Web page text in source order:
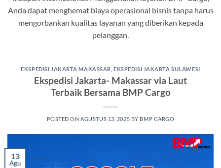
Anda dapat menghemat biaya operasional bisnis tanpa harus
mengorbankan kualitas layanan yang diberikan kepada
pelanggan.
EKSPEDISI JAKARTA MAKASSAR ,EKSPEDISI JAKARTA SULAWESI
Ekspedisi Jakarta- Makassar via Laut
Terbaik Bersama BMP Cargo
POSTED ONAGUSTUS 13, 2025 BY BMP CARGO
13
Agu